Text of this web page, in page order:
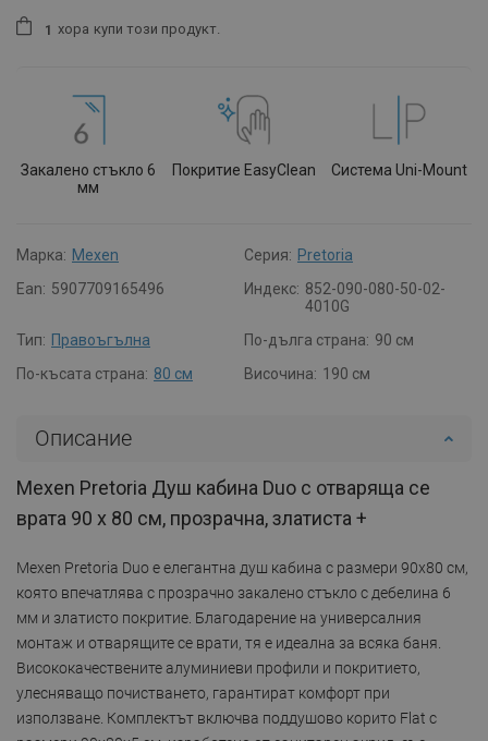
1 хора купи този продукт.
Закалено стъкло 6
мм
Покритие EasyClean Система Uni-Mount
Марка: Mexen Серия: Pretoria
Ean: 5907709165496 Индекс: 852-090-080-50-02-
4010G
Тип: Правоъгълна По-дълга страна: 90 см
По-късата страна: 80 см Височина: 190 см
Описание
Mexen Pretoria Душ кабина Duo с отваряща се
врата 90 x 80 см, прозрачна, златиста +
Mexen Pretoria Duo е елегантна душ кабина с размери 90x80 см,
която впечатлява с прозрачно закалено стъкло с дебелина 6
мм и златисто покритие. Благодарение на универсалния
монтаж и отварящите се врати, тя е идеална за всяка баня.
Висококачествените алуминиеви профили и покритието,
улесняващо почистването, гарантират комфорт при
използване. Комплектът включва поддушово корито Flat с